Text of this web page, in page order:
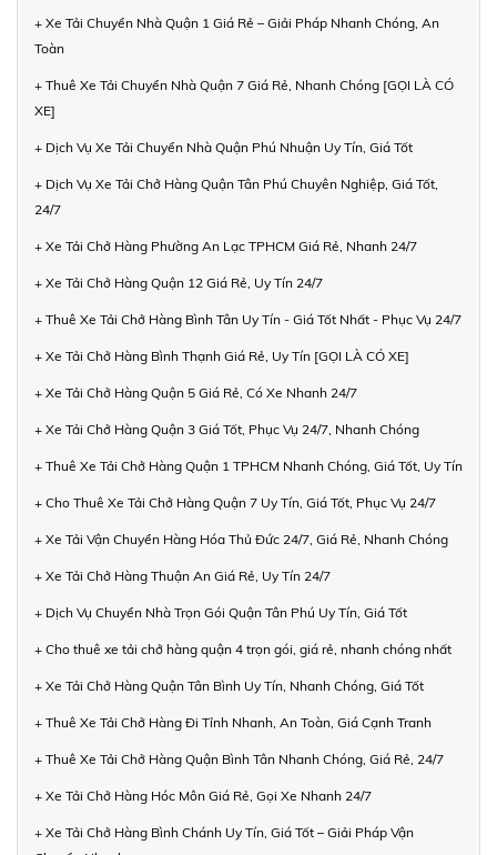
+ Xe Tải Chuyển Nhà Quận 1 Giá Rẻ – Giải Pháp Nhanh Chóng, An
Toàn
+ Thuê Xe Tải Chuyển Nhà Quận 7 Giá Rẻ, Nhanh Chóng [GỌI LÀ CÓ
XE]
+ Dịch Vụ Xe Tải Chuyển Nhà Quận Phú Nhuận Uy Tín, Giá Tốt
+ Dịch Vụ Xe Tải Chở Hàng Quận Tân Phú Chuyên Nghiệp, Giá Tốt,
24/7
+ Xe Tải Chở Hàng Phường An Lạc TPHCM Giá Rẻ, Nhanh 24/7
+ Xe Tải Chở Hàng Quận 12 Giá Rẻ, Uy Tín 24/7
+ Thuê Xe Tải Chở Hàng Bình Tân Uy Tín - Giá Tốt Nhất - Phục Vụ 24/7
+ Xe Tải Chở Hàng Bình Thạnh Giá Rẻ, Uy Tín [GỌI LÀ CÓ XE]
+ Xe Tải Chở Hàng Quận 5 Giá Rẻ, Có Xe Nhanh 24/7
+ Xe Tải Chở Hàng Quận 3 Giá Tốt, Phục Vụ 24/7, Nhanh Chóng
+ Thuê Xe Tải Chở Hàng Quận 1 TPHCM Nhanh Chóng, Giá Tốt, Uy Tín
+ Cho Thuê Xe Tải Chở Hàng Quận 7 Uy Tín, Giá Tốt, Phục Vụ 24/7
+ Xe Tải Vận Chuyển Hàng Hóa Thủ Đức 24/7, Giá Rẻ, Nhanh Chóng
+ Xe Tải Chở Hàng Thuận An Giá Rẻ, Uy Tín 24/7
+ Dịch Vụ Chuyển Nhà Trọn Gói Quận Tân Phú Uy Tín, Giá Tốt
+ Cho thuê xe tải chở hàng quận 4 trọn gói, giá rẻ, nhanh chóng nhất
+ Xe Tải Chở Hàng Quận Tân Bình Uy Tín, Nhanh Chóng, Giá Tốt
+ Thuê Xe Tải Chở Hàng Đi Tỉnh Nhanh, An Toàn, Giá Cạnh Tranh
+ Thuê Xe Tải Chở Hàng Quận Bình Tân Nhanh Chóng, Giá Rẻ, 24/7
+ Xe Tải Chở Hàng Hóc Môn Giá Rẻ, Gọi Xe Nhanh 24/7
+ Xe Tải Chở Hàng Bình Chánh Uy Tín, Giá Tốt – Giải Pháp Vận